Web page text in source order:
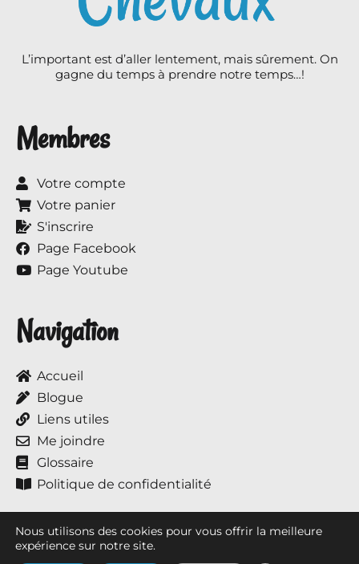
L’important est d’aller lentement, mais sûrement. On
gagne du temps à prendre notre temps…!
Membres
Votre compte
Votre panier
S'inscrire
Page Facebook
Page Youtube
Navigation
Accueil
Blogue
Liens utiles
Me joindre
Glossaire
Politique de confidentialité
Nous utilisons des cookies pour vous offrir la meilleure
expérience sur notre site.